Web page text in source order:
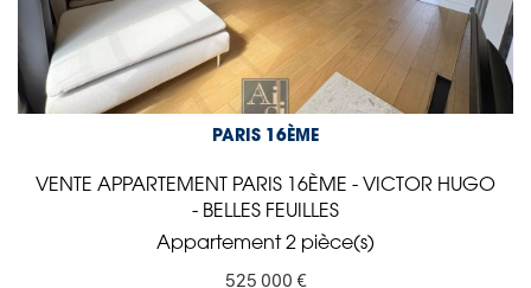
PARIS 16ÈME
VENTE APPARTEMENT PARIS 16ÈME - VICTOR HUGO
- BELLES FEUILLES
Appartement 2 pièce(s)
525 000 €